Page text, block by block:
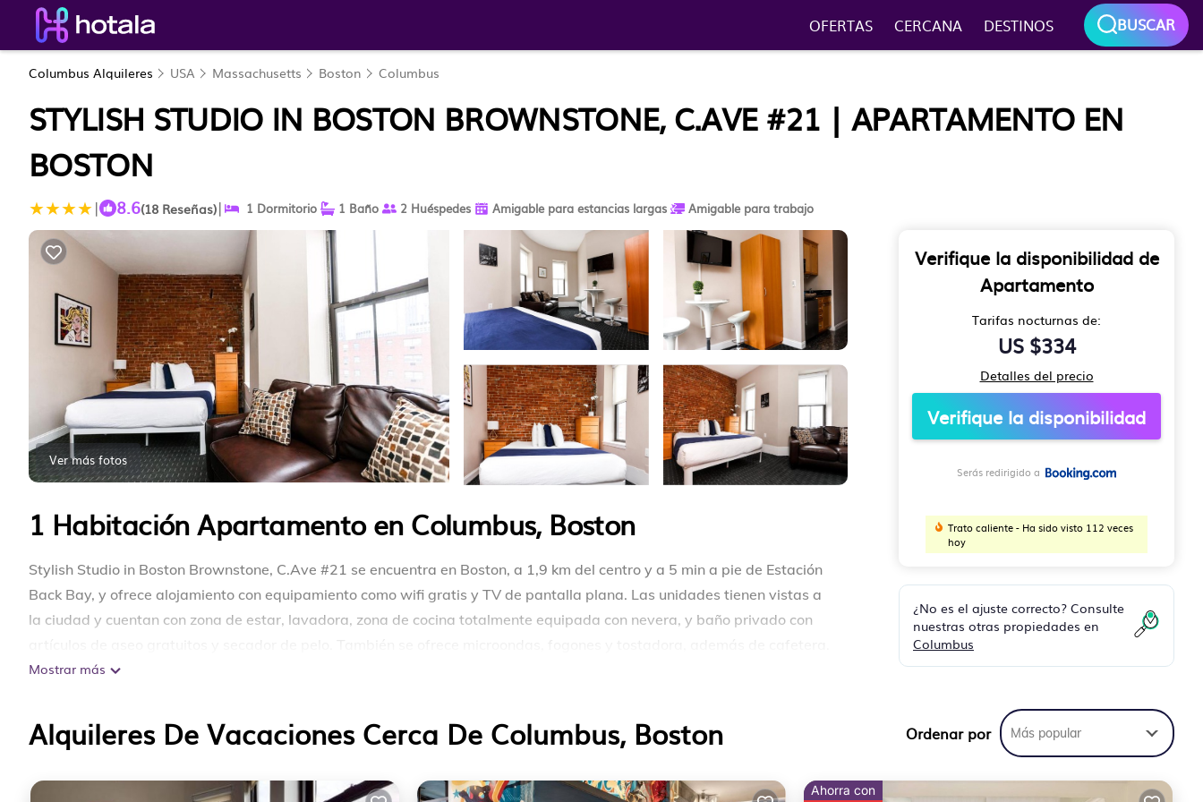
OFERTAS CERCANA DESTINOS BUSCAR
Columbus Alquileres USA Massachusetts Boston Columbus
STYLISH STUDIO IN BOSTON BROWNSTONE, C.AVE #21 | APARTAMENTO EN
BOSTON
| 8.6(18 Reseñas)| 1 Dormitorio 1 Baño 2 Huéspedes Amigable para estancias largas Amigable para trabajo
Ver más fotos
1 Habitación Apartamento en Columbus, Boston
Stylish Studio in Boston Brownstone, C.Ave #21 se encuentra en Boston, a 1,9 km del centro y a 5 min a pie de Estación
Back Bay, y ofrece alojamiento con equipamiento como wifi gratis y TV de pantalla plana. Las unidades tienen vistas a
la ciudad y cuentan con zona de estar, lavadora, zona de cocina totalmente equipada con nevera, y baño privado con
Cerca del alojamiento hay puntos de interés como Museo de Bellas Artes de Boston, Boston Common y Ruta Freedom
Stylish Studio in Boston Brownstone, C.Ave #21 se encuentra en Boston.
comodidad. Estas comodidades incluyen: Seguridad, Chimenea/Calefacción, Servicios de invitado, y varios otros. Esta
Mostrar más
Verifique la disponibilidad de
Apartamento
Tarifas nocturnas de:
US $334
Detalles del precio
Verifique la disponibilidad
Serás redirigido a
Trato caliente - Ha sido visto 112 veces
hoy
¿No es el ajuste correcto? Consulte
nuestras otras propiedades en
Columbus
Alquileres De Vacaciones Cerca De Columbus, Boston Ordenar por Más popular
Ahorra con